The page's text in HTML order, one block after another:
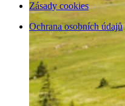
Zásady cookies
Ochrana osobních údajů